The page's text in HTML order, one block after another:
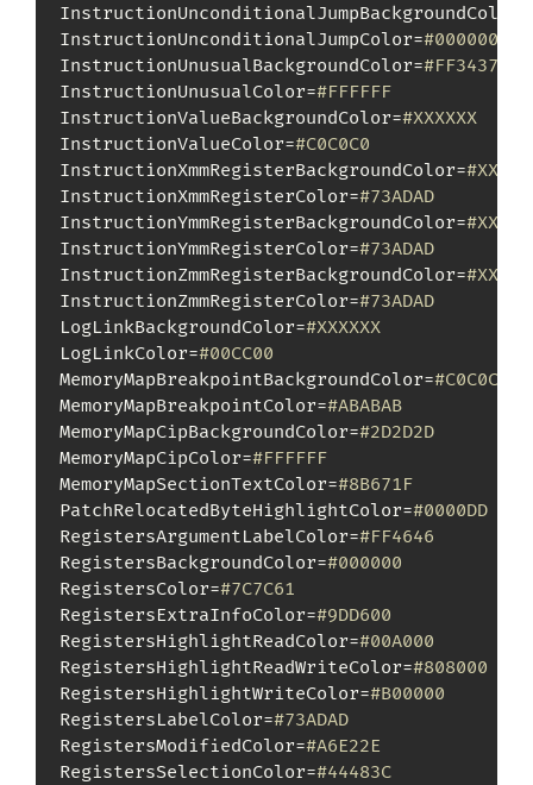
InstructionUnconditionalJumpBackgroundColor=
InstructionUnconditionalJumpColor=#000000
InstructionUnusualBackgroundColor=#FF3437
InstructionUnusualColor=#FFFFFF
InstructionValueBackgroundColor=#XXXXXX
InstructionValueColor=#C0C0C0
InstructionXmmRegisterBackgroundColor=
InstructionXmmRegisterColor=#73ADAD
InstructionYmmRegisterBackgroundColor=
InstructionYmmRegisterColor=#73ADAD
InstructionZmmRegisterBackgroundColor=
InstructionZmmRegisterColor=#73ADAD
LogLinkBackgroundColor=#XXXXXX
LogLinkColor=#00CC00
MemoryMapBreakpointBackgroundColor=#C0C0C0
MemoryMapBreakpointColor=#ABABAB
MemoryMapCipBackgroundColor=#2D2D2D
MemoryMapCipColor=#FFFFFF
MemoryMapSectionTextColor=#8B671F
PatchRelocatedByteHighlightColor=#0000DD
RegistersArgumentLabelColor=#FF4646
RegistersBackgroundColor=#000000
RegistersColor=#7C7C61
RegistersExtraInfoColor=#9DD600
RegistersHighlightReadColor=#00A000
RegistersHighlightReadWriteColor=#808000
RegistersHighlightWriteColor=#B00000
RegistersLabelColor=#73ADAD
RegistersModifiedColor=#A6E22E
RegistersSelectionColor=#44483C